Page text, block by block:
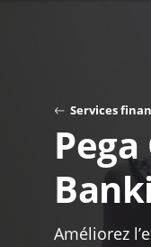
Services
Améliorez